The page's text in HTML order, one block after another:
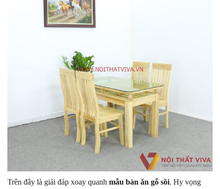
Trên đây là giải đáp xoay quanh mẫu bàn ăn gỗ sồi. Hy vọng